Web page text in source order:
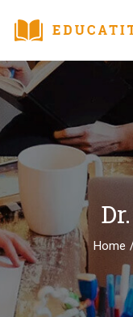
Home